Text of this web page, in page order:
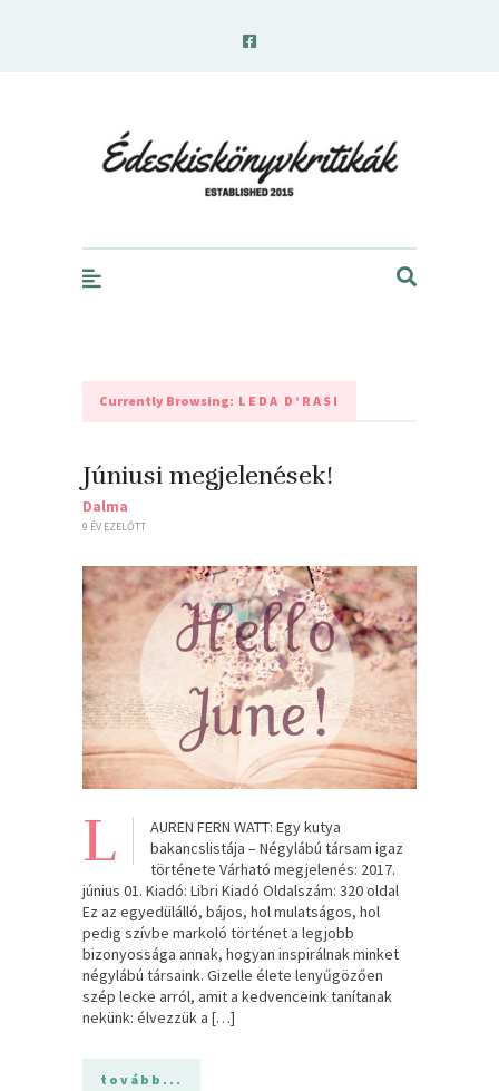
Currently Browsing: LEDA D’RASI
Júniusi megjelenések!
Dalma
9 ÉV EZELŐTT
L
AUREN FERN WATT: Egy kutya
bakancslistája – Négylábú társam igaz
története Várható megjelenés: 2017.
június 01. Kiadó: Libri Kiadó Oldalszám: 320 oldal
Ez az egyedülálló, bájos, hol mulatságos, hol
pedig szívbe markoló történet a legjobb
bizonyossága annak, hogyan inspirálnak minket
négylábú társaink. Gizelle élete lenyűgözően
szép lecke arról, amit a kedvenceink tanítanak
nekünk: élvezzük a […]
tovább...